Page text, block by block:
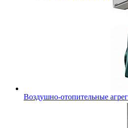
Воздушно-отопительные